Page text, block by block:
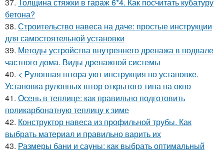
бетона?
38. Строительство навеса на даче: простые инструкции
для самостоятельной установки
39. Методы устройства внутреннего дренажа в подвале
частного дома. Виды дренажной системы
40. < Рулонная штора уют инструкция по установке.
Установка рулонных штор открытого типа на окно
41. Осень в теплице: как правильно подготовить
поликарбонатную теплицу к зиме
42. Конструктор навеса из профильной трубы. Как
выбрать материал и правильно варить их
43. Размеры бани и сауны: как выбрать оптимальный